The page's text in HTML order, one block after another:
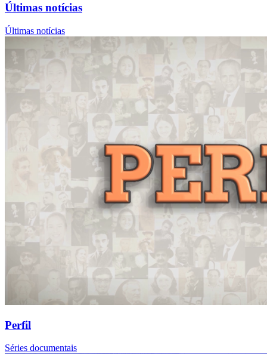
Últimas notícias
Últimas notícias
Perfil
Séries documentais